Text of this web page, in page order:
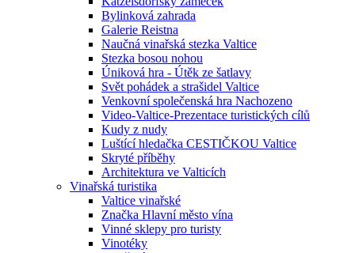
Bylinková zahrada
Galerie Reistna
Naučná vinařská stezka Valtice
Stezka bosou nohou
Úniková hra - Útěk ze šatlavy
Svět pohádek a strašidel Valtice
Venkovní společenská hra Nachozeno
Video-Valtice-Prezentace turistických cílů
Kudy z nudy
Luštící hledačka CESTIČKOU Valtice
Skryté příběhy
Architektura ve Valticích
Vinařská turistika
Valtice vinařské
Značka Hlavní město vína
Vinné sklepy pro turisty
Vinotéky